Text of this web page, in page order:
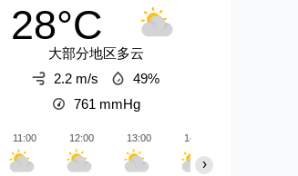
28°C
大部分地区多云
2.2 m/s
49%
761 mmHg
11:00 12:00 13:00 14:00
›